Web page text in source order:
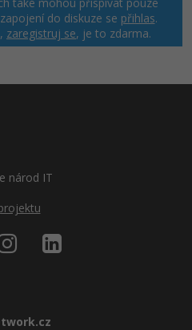
do diskuze se přihlas.
zaregistruj se, je to zdarma.
národ IT